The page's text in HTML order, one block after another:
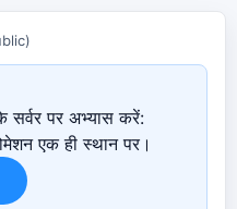
सर्वर पर अभ्यास करें:
एक ही स्थान पर।